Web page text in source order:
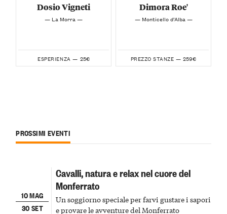
Dosio Vigneti
— La Morra —
ESPERIENZA — 25€
Dimora Roe'
— Monticello d’Alba —
PREZZO STANZE — 259€
PROSSIMI EVENTI
10 MAG
30 SET
Cavalli, natura e relax nel cuore del
Monferrato
Un soggiorno speciale per farvi gustare i sapori
e provare le avventure del Monferrato